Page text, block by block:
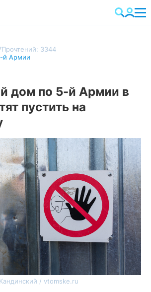
Прочтений: 3344
й Армии
дом по 5-й Армии в
пустить на
/ vtomske.ru